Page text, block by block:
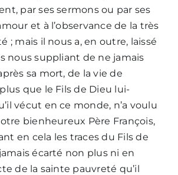
par ses sermons ou par ses
et à l’observance de la très
; mais il nous a, en outre, laissé
nous suppliant de ne jamais
sa mort, de la vie de
que le Fils de Dieu lui-
vécut en ce monde, n’a voulu
bienheureux Père François,
en cela les traces du Fils de
écarté non plus ni en
de la sainte pauvreté qu’il